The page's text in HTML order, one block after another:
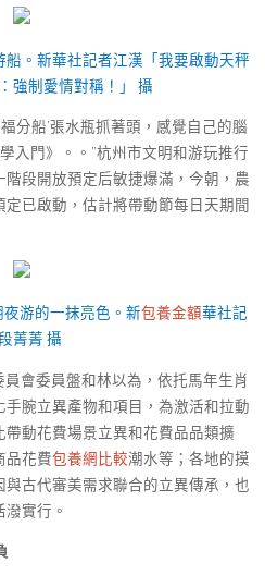
。新華社記者江漢「我要啟動天秤
強制愛情對稱！」 攝
分船’張水瓶抓著頭，感覺自己的腦
入門》。。”杭州市文明和游玩推行
段開放預定后敏捷爆滿，今朝，農
已啟動，估計將帶動節每日天期間
夜游的一抹亮色。新包養金額華社記
菁菁 攝
會委員盤和林以為，依托馬年生肖
手腕立異產物和項目，為激活和拉動
動花費場景立異和花費品品類擴
品花費包養網比較潮水等；各地的摸
與古代審美需求聯合的立異傳承，也
實行。